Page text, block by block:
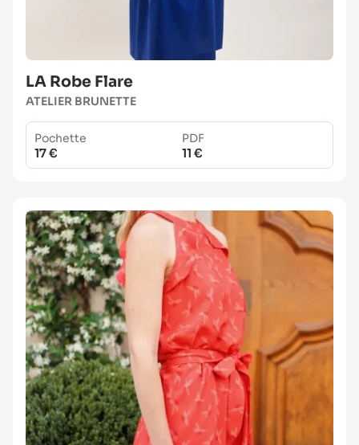
LA Robe Flare
ATELIER BRUNETTE
Pochette
17 €
PDF
11 €